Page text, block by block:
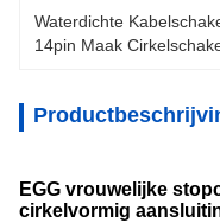
Waterdichte
14pin Maak
EGG vrouwelijke
cirkelvormig